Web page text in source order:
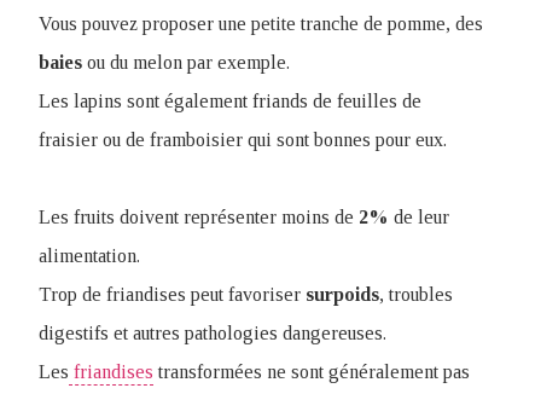
Vous pouvez proposer une petite tranche de pomme, des
baies ou du melon par exemple.
Les lapins sont également friands de feuilles de
fraisier ou de framboisier qui sont bonnes pour eux.
Les fruits doivent représenter moins de 2% de leur
alimentation.
Trop de friandises peut favoriser surpoids, troubles
digestifs et autres pathologies dangereuses.
Les friandises transformées ne sont généralement pas